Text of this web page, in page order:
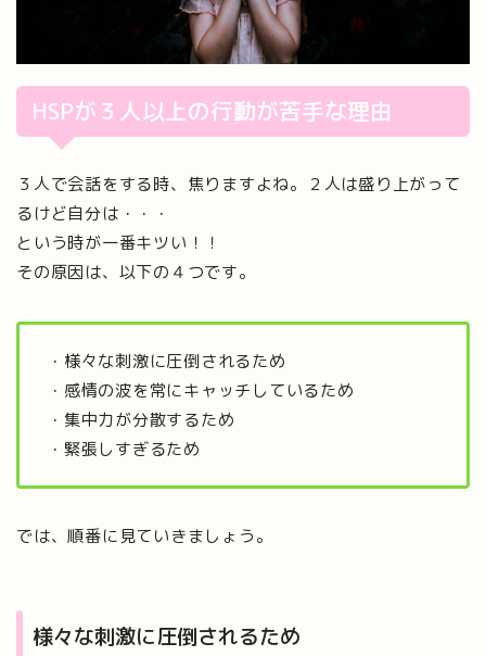
HSPが３人以上の行動が苦手な理由
３人で会話をする時、焦りますよね。２人は盛り上がって
るけど自分は・・・
という時が一番キツい！！
その原因は、以下の４つです。
・様々な刺激に圧倒されるため
・感情の波を常にキャッチしているため
・集中力が分散するため
・緊張しすぎるため
では、順番に見ていきましょう。
様々な刺激に圧倒されるため